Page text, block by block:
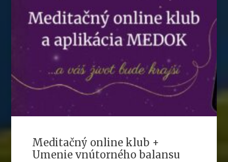
Meditačný online klub +
Umenie vnútorného balansu